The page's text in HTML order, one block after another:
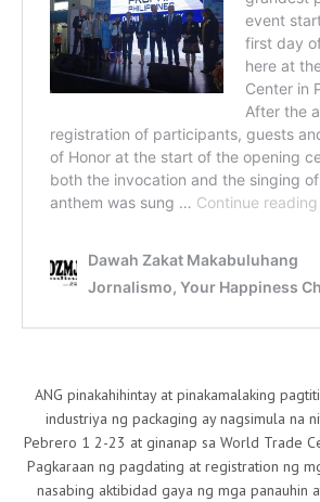
ANG pinakahihintay at pinakamalaking
industriya ng packaging ay nagsimula na
Pebrero 1 2-23 at ginanap sa World Trade
Pagkaraan ng pagdating at registration ng
nasabing aktibidad gaya ng mga panauhin